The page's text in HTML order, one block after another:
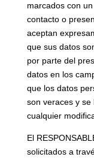
marcados con
contacto o
aceptan
que sus datos
por parte del
datos en los
que los datos
son veraces y
cualquier
El
solicitados a